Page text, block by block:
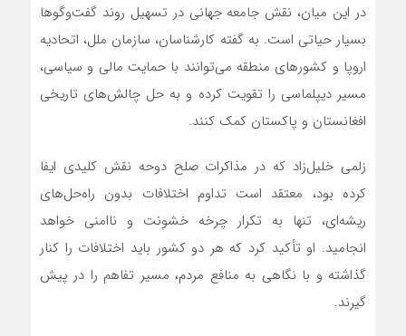
در این میان، نقش جامعه جهانی در تسهیل روند گفت‌وگوها
بسیار حیاتی است. به گفته کارشناسان، سازمان ملل، اتحادیه
اروپا و کشورهای منطقه می‌توانند با حمایت مالی و سیاسی،
مسیر دیپلماسی را تقویت کرده و به حل چالش‌های تاریخی
افغانستان و پاکستان کمک کنند.
زلمی خلیل‌زاد که در مذاکرات صلح دوحه نقش کلیدی ایفا
کرده بود، معتقد است تداوم اختلافات بدون راه‌حل‌های
ریشه‌ای، تنها به تکرار چرخه خشونت و ناامنی خواهد
انجامید. او تأکید کرد که هر دو کشور باید اختلافات را کنار
گذاشته و با نگاهی به منافع مردم، مسیر تفاهم را در پیش
گیرند.